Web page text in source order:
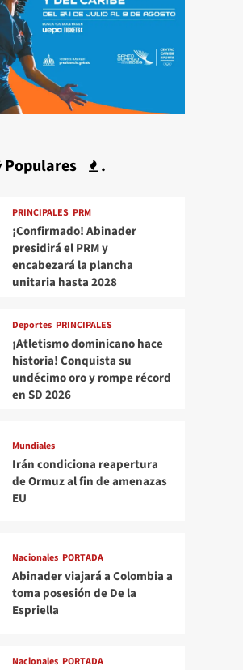
Populares .
PRINCIPALES PRM
¡Confirmado! Abinader
presidirá el PRM y
encabezará la plancha
unitaria hasta 2028
Deportes PRINCIPALES
¡Atletismo dominicano hace
historia! Conquista su
undécimo oro y rompe récord
en SD 2026
Mundiales
Irán condiciona reapertura
de Ormuz al fin de amenazas
EU
Nacionales PORTADA
Abinader viajará a Colombia a
toma posesión de De la
Espriella
Nacionales PORTADA